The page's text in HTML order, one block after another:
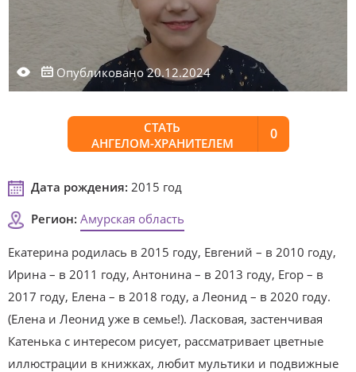
Опубликовано 20.12.2024
СТАТЬ
АНГЕЛОМ-ХРАНИТЕЛЕМ
0
Дата рождения: 2015 год
Регион: Амурская область
Екатерина родилась в 2015 году, Евгений – в 2010 году,
Ирина – в 2011 году, Антонина – в 2013 году, Егор – в
2017 году, Елена – в 2018 году, а Леонид – в 2020 году.
(Елена и Леонид уже в семье!). Ласковая, застенчивая
Катенька с интересом рисует, рассматривает цветные
иллюстрации в книжках, любит мультики и подвижные